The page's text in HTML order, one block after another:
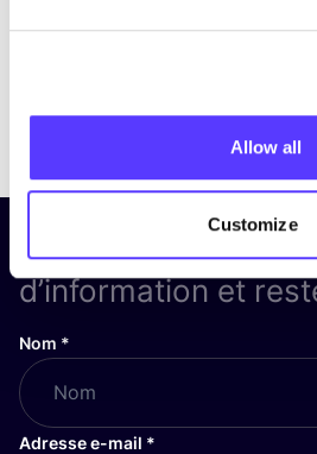
Allow all
Customize
Inscrivez-vous à
d’information et
Nom *
Adresse e-mail *